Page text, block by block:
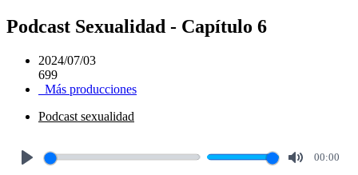
Podcast Sexualidad - Capítulo 6
2024/07/03
699
Más producciones
Podcast sexualidad
00:00